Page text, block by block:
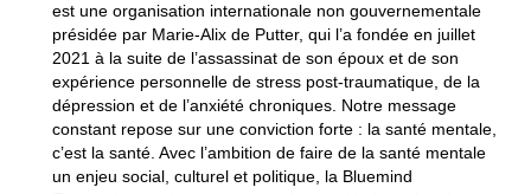
est une organisation internationale non gouvernementale
présidée par Marie-Alix de Putter, qui l’a fondée en juillet
2021 à la suite de l’assassinat de son époux et de son
expérience personnelle de stress post-traumatique, de la
dépression et de l’anxiété chroniques. Notre message
constant repose sur une conviction forte : la santé mentale,
c’est la santé. Avec l’ambition de faire de la santé mentale
un enjeu social, culturel et politique, la Bluemind